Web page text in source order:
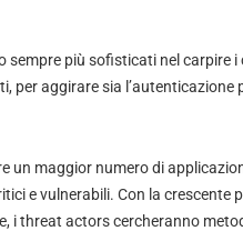
più sofisticati nel carpire i
aggirare sia l’autenticazione
maggior numero di
e vulnerabili. Con la crescente
i threat actors cercheranno